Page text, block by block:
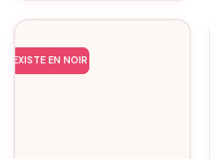
EXISTE EN NOIR